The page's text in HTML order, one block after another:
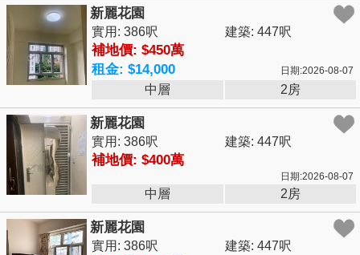
新麗花園
實用: 386呎 建築: 447呎
補地價: $450萬
租金: $14,000
日期:2026-08-07
中層 2房
新麗花園
實用: 386呎 建築: 447呎
補地價: $400萬
日期:2026-08-07
中層 2房
新麗花園
實用: 386呎 建築: 447呎